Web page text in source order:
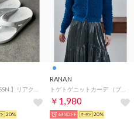
20%
RANAN
トゲトゲニットカーデ （ブルー）
￥1,980
69%OFF 20%